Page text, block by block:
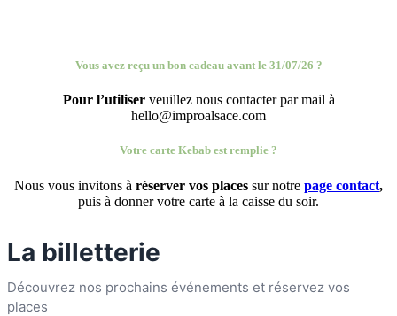
Vous avez reçu un bon cadeau avant le 31/07/26 ?
Pour l’utiliserveuillez nous contacter par mail à
hello@improalsace.com
Votre carte Kebab est remplie ?
Nous vous invitons à réserver vos places sur notre page contact,
puis à donner votre carte à la caisse du soir.
La billetterie
Découvrez nos prochains événements et réservez vos
places